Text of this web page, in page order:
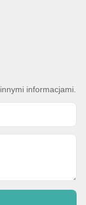
informacjami.